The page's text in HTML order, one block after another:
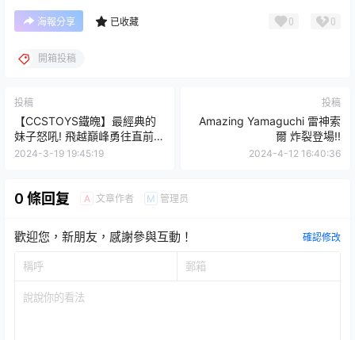
海報分享 已收藏 0 0
開箱投稿
投稿
【CCSTOYS鐵魄】最經典的
妹子怒吼! 飛越巔峰勇往直前
鋼巴斯達 勇氣x淚水x青春
2024-3-19 19:45:19
投稿
Amazing Yamaguchi 雷神索
爾 炸裂登場!!
2024-4-12 16:40:36
0 條回复 A 文章作者 M 管理员
歡迎您，新朋友，感謝參與互動！ 確認修改